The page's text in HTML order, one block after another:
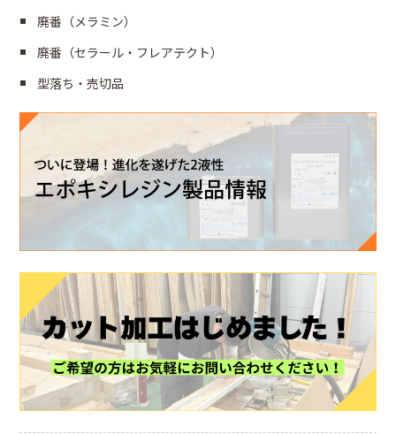
廃番（メラミン）
廃番（セラール・フレアテクト）
型落ち・売切品